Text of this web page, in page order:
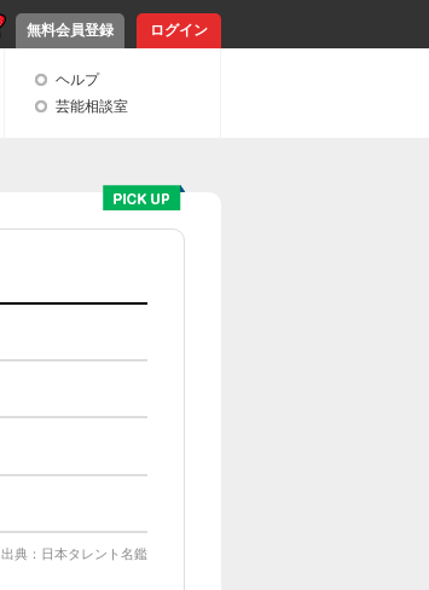
無料会員登録 ログイン
ヘルプ
芸能相談室
出典：日本タレント名鑑